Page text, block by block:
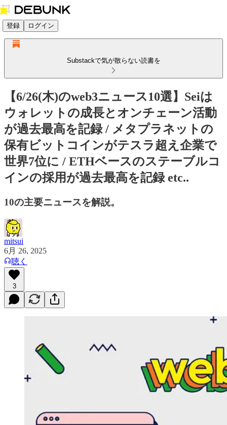
登録 ログイン
Substackで気が散らない読書を
【6/26(木)のweb3ニュース10選】Seiは
ウォレットの成長とオンチェーン活動
が過去最高を記録 / メタプラネットの
保有ビットコインがテスラ超え企業で
世界7位に / ETHベースのステーブルコ
インの採用が過去最高を記録 etc..
10の主要ニュースを解説。
mitsui
6月 26, 2025
聴く
3